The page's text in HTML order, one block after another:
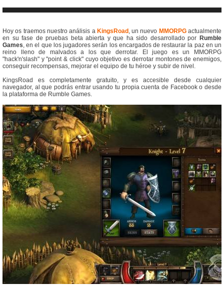
Hoy os traemos nuestro análisis a KingsRoad , un nuevo MMORPGactualmente
en su fase de pruebas beta abierta y que ha sido desarrollado por Rumble
Games, en el que los jugadores serán los encargados de restaurar la paz en un
reino lleno de malvados a los que derrotar. El juego es un MMORPG
"hack'n'slash" y "point & click" cuyo objetivo es derrotar montones de enemigos,
conseguir recompensas, mejorar el equipo de tu héroe y subir de nivel.
KingsRoad es completamente gratuito, y es accesible desde cualquier
navegador, al que podrás entrar usando tu propia cuenta de Facebook o desde
la plataforma de Rumble Games.